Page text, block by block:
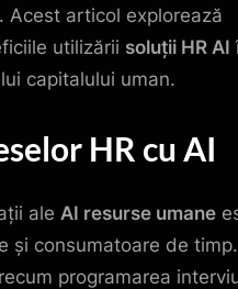
Acest articol explorează
utilizării soluții HR AI
capitalului uman.
HR cu AI
ale AI resurse umane
și consumatoare de timp.
programarea